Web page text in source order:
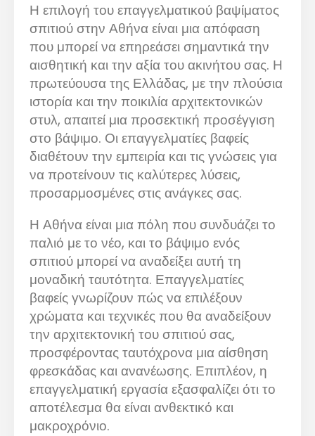
Η επιλογή του επαγγελματικού βαψίματος
σπιτιού στην Αθήνα είναι μια απόφαση
που μπορεί να επηρεάσει σημαντικά την
αισθητική και την αξία του ακινήτου σας. Η
πρωτεύουσα της Ελλάδας, με την πλούσια
ιστορία και την ποικιλία αρχιτεκτονικών
στυλ, απαιτεί μια προσεκτική προσέγγιση
στο βάψιμο. Οι επαγγελματίες βαφείς
διαθέτουν την εμπειρία και τις γνώσεις για
να προτείνουν τις καλύτερες λύσεις,
προσαρμοσμένες στις ανάγκες σας.
Η Αθήνα είναι μια πόλη που συνδυάζει το
παλιό με το νέο, και το βάψιμο ενός
σπιτιού μπορεί να αναδείξει αυτή τη
μοναδική ταυτότητα. Επαγγελματίες
βαφείς γνωρίζουν πώς να επιλέξουν
χρώματα και τεχνικές που θα αναδείξουν
την αρχιτεκτονική του σπιτιού σας,
προσφέροντας ταυτόχρονα μια αίσθηση
φρεσκάδας και ανανέωσης. Επιπλέον, η
επαγγελματική εργασία εξασφαλίζει ότι το
αποτέλεσμα θα είναι ανθεκτικό και
μακροχρόνιο.